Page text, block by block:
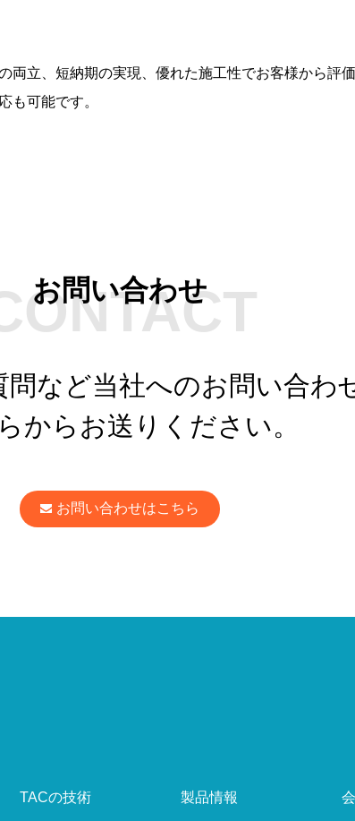
両立、短納期の実現、優れた施工性でお客様から評
も可能です。
お問い合わせ
問など当社へのお問い合わ
からお送りください。
お問い合わせはこちら
TACの技術 製品情報